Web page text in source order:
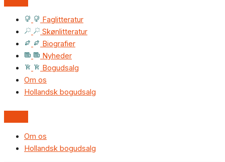
Faglitteratur
Skønlitteratur
Biografier
Nyheder
Bogudsalg
Om os
Hollandsk bogudsalg
Om os
Hollandsk bogudsalg